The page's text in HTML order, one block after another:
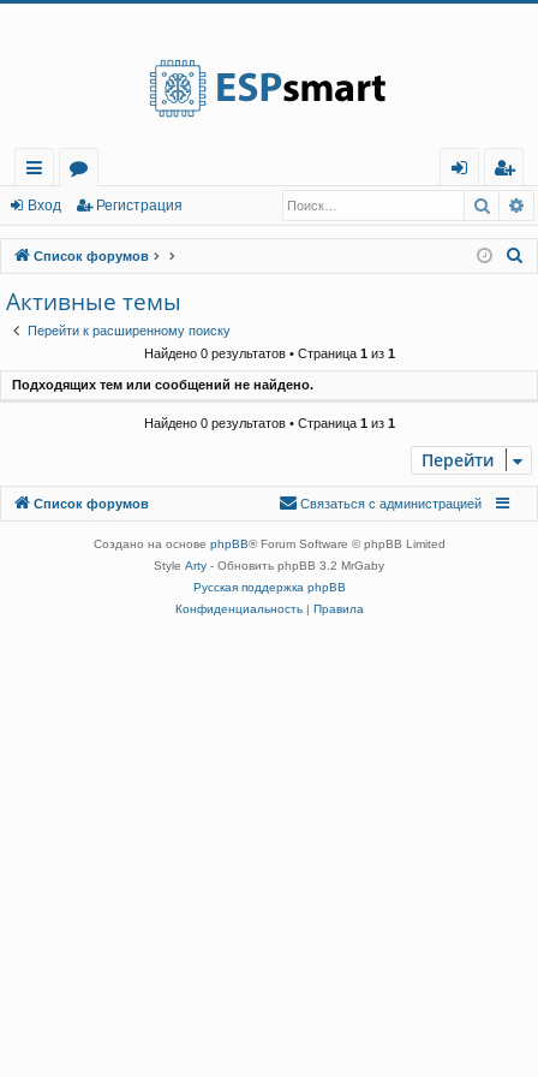
с
ы
лк
и
о
ру
м
ы
д
г
ис
тр
Вход Регистрация
Список форумов
Активные темы
Перейти к расширенному поиску
Найдено 0 результатов • Страница 1из 1
Подходящих тем или сообщений не найдено.
Найдено 0 результатов • Страница 1из 1
Перейти
Список форумов
Связаться с
Связаться с администрацией
Создано на основе phpBB® Forum Software © phpBB Limited
Style Arty - Обновить phpBB 3.2 MrGaby
Русская поддержка phpBB
Конфиденциальность| Правила